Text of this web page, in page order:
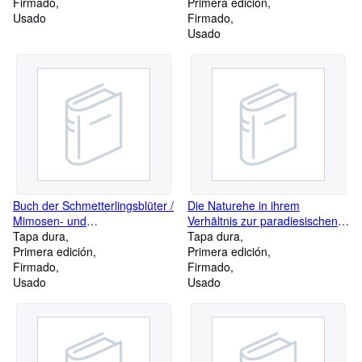
Usado
Firmado
Usado
Buch der Schmetterlingsblüter /
Mimosen- und
Johannisbrotbaumgewächse /
Allgemeine Charakteristik,
Bestimmung, Standort und
wirtschaftliche Bedeutung der
wildwachsenden und
kultivierten Hülsenfrüchtler
Widmung des Verfassers
Tapa dura
Primera edición
Firmado
Usado
Die Naturehe in ihrem
Verhältnis zur paradiesischen,
vorchristlichen und christlich-
sakramentalen Ehe
Tapa dura
Primera edición
Firmado
Usado